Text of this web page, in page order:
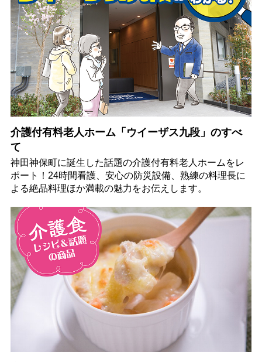
介護付有料老人ホーム「ウイーザス九段」のすべ
て
神田神保町に誕生した話題の介護付有料老人ホームをレ
ポート！24時間看護、安心の防災設備、熟練の料理長に
よる絶品料理ほか満載の魅力をお伝えします。